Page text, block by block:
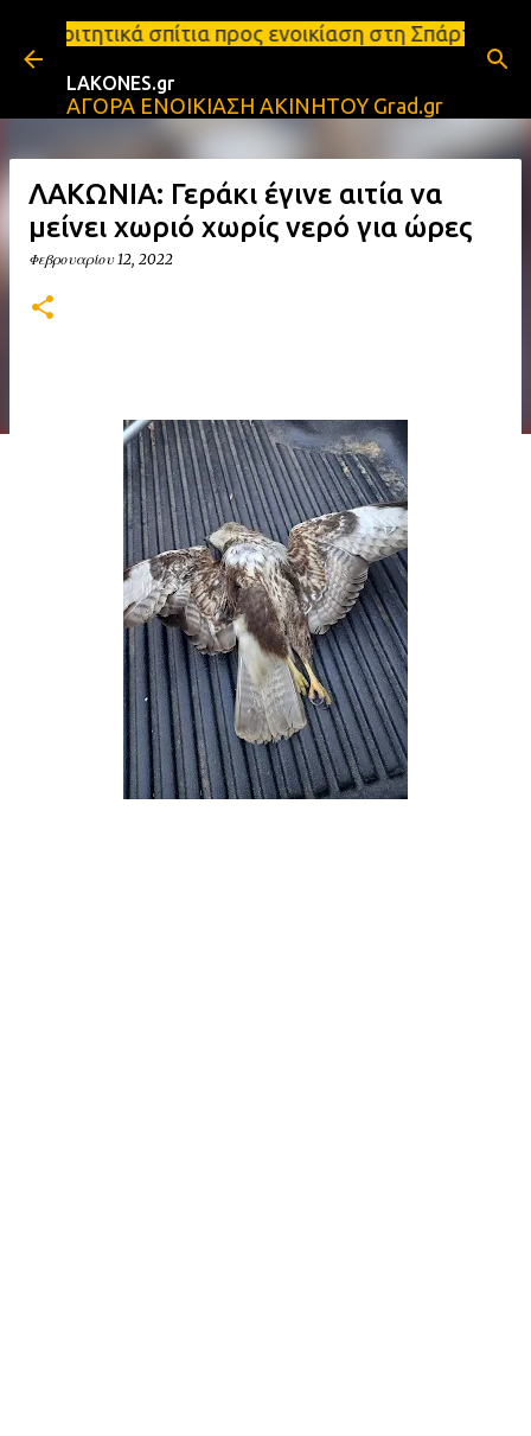
Μετάβαση στο κύριο περιεχόμενο
προς ενοικίαση στη Σπάρτη Ενοικιάσεις
LAKONES.gr
ΑΓΟΡΑ ΕΝΟΙΚΙΑΣΗ ΑΚΙΝΗΤΟΥ Grad.gr
ΛΑΚΩΝΙΑ: Γεράκι έγινε αιτία να
μείνει χωριό χωρίς νερό για ώρες
Φεβρουαρίου 12, 2022